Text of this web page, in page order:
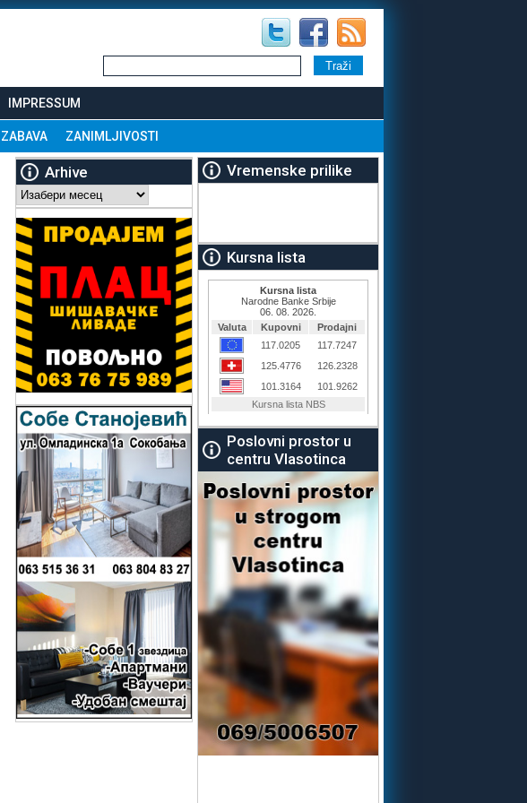
IMPRESSUM
ZABAVA ZANIMLJIVOSTI
Arhive
Arhive
Vremenske prilike
Kursna lista
Poslovni prostor u
centru Vlasotinca